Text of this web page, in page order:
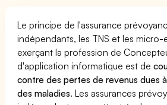
Le principe de l'assurance
indépendants, les TNS et les micro-
exerçant la profession de
d'application informatique est de
contre des pertes de revenus dues
des maladies. Les assurances